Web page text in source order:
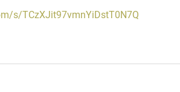
s/TCzXJit97vmnYiDstT0N7Q